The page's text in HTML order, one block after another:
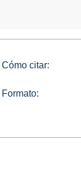
Cómo citar:
Formato: